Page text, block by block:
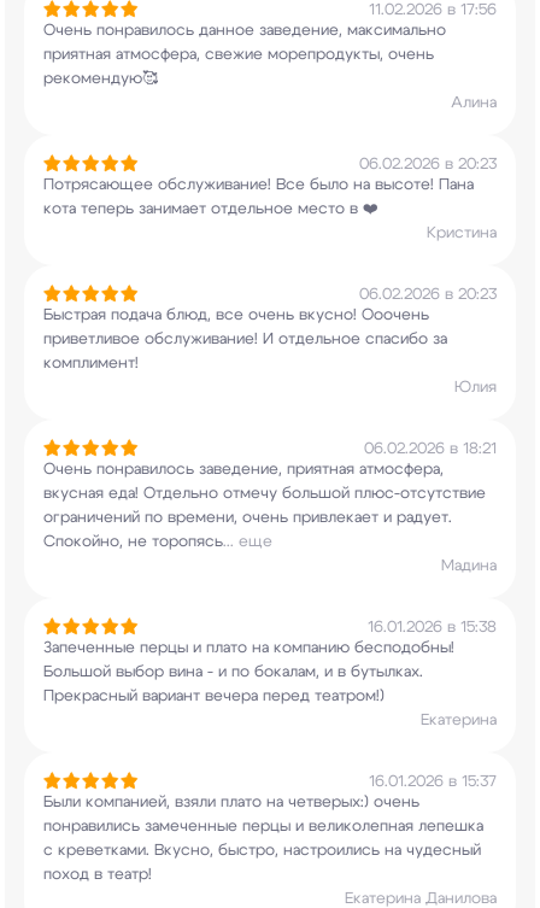
11.02.2026 в 17:56
Очень понравилось данное заведение, максимально
приятная атмосфера, свежие морепродукты, очень
рекомендую🥰
Алина
06.02.2026 в 20:23
Потрясающее обслуживание! Все было на высоте! Пана
кота теперь занимает отдельное место в ❤️
Кристина
06.02.2026 в 20:23
Быстрая подача блюд, все очень вкусно! Ооочень
приветливое обслуживание! И отдельное спасибо за
комплимент!
Юлия
06.02.2026 в 18:21
Очень понравилось заведение, приятная атмосфера,
вкусная еда! Отдельно отмечу большой плюс-отсутствие
ограничений по времени, очень привлекает и радует.
Спокойно, не торопясь... еще
Мадина
16.01.2026 в 15:38
Запеченные перцы и плато на компанию бесподобны!
Большой выбор вина - и по бокалам, и в бутылках.
Прекрасный вариант вечера перед театром!)
Екатерина
16.01.2026 в 15:37
Были компанией, взяли плато на четверых:) очень
понравились замеченные перцы и великолепная лепешка
с креветками. Вкусно, быстро, настроились на чудесный
поход в театр!
Екатерина Данилова